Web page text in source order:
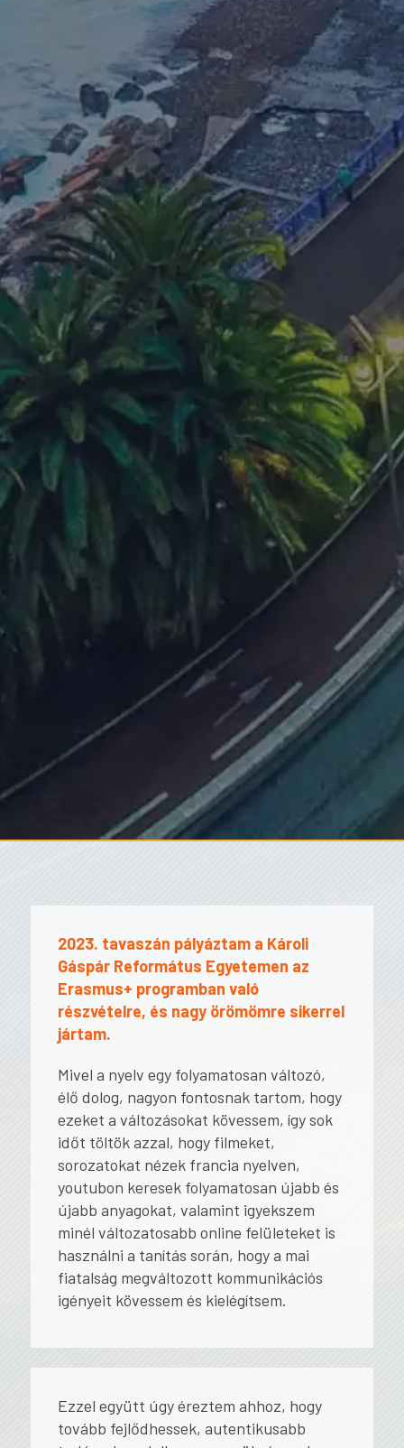
2023. tavaszán pályáztam a Károli
Gáspár Református Egyetemen az
Erasmus+ programban való
részvételre, és nagy örömömre sikerrel
jártam.
Mivel a nyelv egy folyamatosan változó,
élő dolog, nagyon fontosnak tartom, hogy
ezeket a változásokat kövessem, így sok
időt töltök azzal, hogy filmeket,
sorozatokat nézek francia nyelven,
youtubon keresek folyamatosan újabb és
újabb anyagokat, valamint igyekszem
minél változatosabb online felületeket is
használni a tanítás során, hogy a mai
fiatalság megváltozott kommunikációs
igényeit kövessem és kielégítsem.
Ezzel együtt úgy éreztem ahhoz, hogy
tovább fejlődhessek, autentikusabb